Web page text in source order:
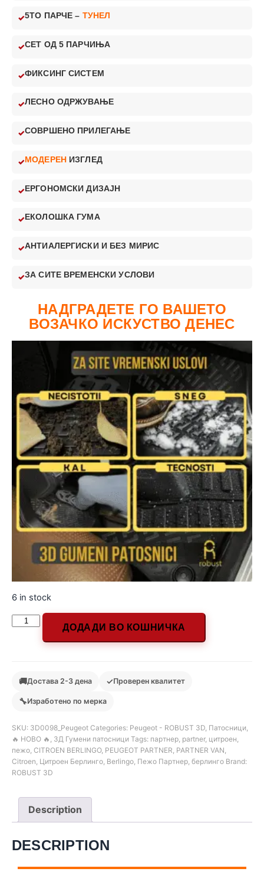
5ТО ПАРЧЕ – ТУНЕЛ
СЕТ ОД 5 ПАРЧИЊА
ФИКСИНГ СИСТЕМ
ЛЕСНО ОДРЖУВАЊЕ
СОВРШЕНО ПРИЛЕГАЊЕ
МОДЕРЕН ИЗГЛЕД
ЕРГОНОМСКИ ДИЗАЈН
ЕКОЛОШКА ГУМА
АНТИАЛЕРГИСКИ И БЕЗ МИРИС
ЗА СИТЕ ВРЕМЕНСКИ УСЛОВИ
НАДГРАДЕТЕ ГО ВАШЕТО
ВОЗАЧКО ИСКУСТВО ДЕНЕС
6 in stock
ДОДАДИ ВО КОШНИЧКА
🚚Достава 2-3 дена ✓Проверен квалитет
🔧Изработено по мерка
SKU: 3D0098_Peugeot Categories: Peugeot - ROBUST 3D, Патосници,
🔥 НОВО 🔥 , 3Д Гумени патосници Tags: партнер, partner, цитроен,
пежо, CITROEN BERLINGO, PEUGEOT PARTNER, PARTNER VAN,
Citroen, Цитроен Берлинго, Berlingo, Пежо Партнер, берлинго Brand:
ROBUST 3D
Description
DESCRIPTION